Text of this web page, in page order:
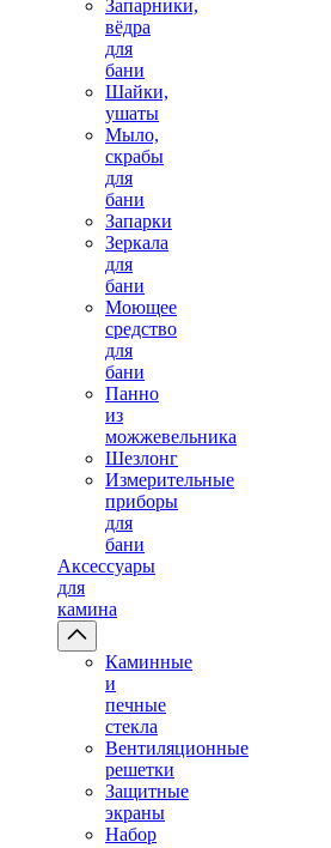
Запарники,
вёдра
для
бани
Шайки,
ушаты
Мыло,
скрабы
для
бани
Запарки
Зеркала
для
бани
Моющее
средство
для
бани
Панно
из
можжевельника
Шезлонг
Измерительные
приборы
для
бани
Аксессуары
для
камина
Каминные
и
печные
стекла
Вентиляционные
решетки
Защитные
экраны
Набор